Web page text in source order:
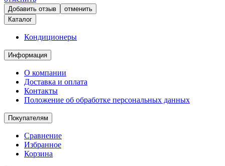
отменить
Каталог
Кондиционеры
Информация
О компании
Доставка и оплата
Контакты
Положение об обработке персональных данных
Покупателям
Сравнение
Избранное
Корзина